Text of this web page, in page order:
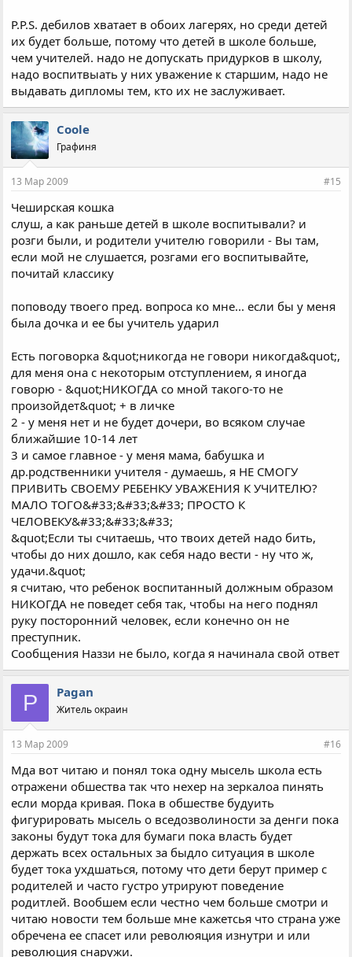
P.P.S. дебилов хватает в обоих лагерях, но среди детей
их будет больше, потому что детей в школе больше,
чем учителей. надо не допускать придурков в школу,
надо воспитвыать у них уважение к старшим, надо не
выдавать дипломы тем, кто их не заслуживает.
Coole
Графиня
13 Мар 2009 #15
Чеширская кошка
слуш, а как раньше детей в школе воспитывали? и
розги были, и родители учителю говорили - Вы там,
если мой не слушается, розгами его воспитывайте,
почитай классику
поповоду твоего пред. вопроса ко мне... если бы у меня
была дочка и ее бы учитель ударил
Есть поговорка &quot;никогда не говори никогда&quot;,
для меня она с некоторым отступлением, я иногда
говорю - &quot;НИКОГДА со мной такого-то не
произойдет&quot; + в личке
2 - у меня нет и не будет дочери, во всяком случае
ближайшие 10-14 лет
3 и самое главное - у меня мама, бабушка и
др.родственники учителя - думаешь, я НЕ СМОГУ
ПРИВИТЬ СВОЕМУ РЕБЕНКУ УВАЖЕНИЯ К УЧИТЕЛЮ?
МАЛО ТОГО&#33;&#33;&#33; ПРОСТО К
ЧЕЛОВЕКУ&#33;&#33;&#33;
&quot;Если ты считаешь, что твоих детей надо бить,
чтобы до них дошло, как себя надо вести - ну что ж,
удачи.&quot;
я считаю, что ребенок воспитанный должным образом
НИКОГДА не поведет себя так, чтобы на него поднял
руку посторонний человек, если конечно он не
преступник.
Сообщения Наззи не было, когда я начинала свой ответ
P Pagan
Житель окраин
13 Мар 2009 #16
Мда вот читаю и понял тока одну мысель школа есть
отражени обшества так что нехер на зеркалоа пинять
если морда кривая. Пока в обшестве будуить
фигурировать мысель о вседозволиности за денги пока
законы будут тока для бумаги пока власть будет
держать всех остальных за быдло ситуация в школе
будет тока ухдшаться, потому что дети берут пример с
родителей и часто густро утрируют поведение
родитлей. Вообшем если честно чем больше смотри и
читаю новости тем больше мне кажетсья что страна уже
обречена ее спасет или революяция изнутри и или
революция снаружи.